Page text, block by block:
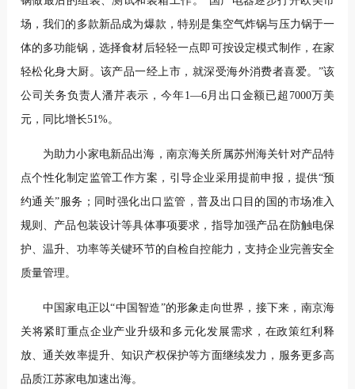
场，我们的多款新品成为爆款，特别是集空气炸锅与压力锅于一
体的多功能锅，选择食材后轻轻一点即可按设定模式制作，在家
轻松化身大厨。该产品一经上市，就深受海外消费者喜爱。”该
公司关务负责人潘芹表示，今年1—6月出口金额已超7000万美
元，同比增长51%。
为助力小家电新品出海，南京海关所属苏州海关针对产品特
点个性化制定监管工作方案，引导企业采用提前申报，提供“预
约通关”服务；同时强化出口监管，普及出口目的国的市场准入
规则、产品包装设计等具体事项要求，指导加强产品在防触电保
护、温升、功率等关键环节的自检自控能力，支持企业完善安全
质量管理。
中国家电正以“中国智造”的形象走向世界，接下来，南京海
关将紧盯重点企业产业升级和多元化发展需求，在政策红利释
放、通关效率提升、知识产权保护等方面继续发力，服务更多高
品质江苏家电加速出海。